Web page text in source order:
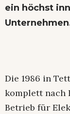
ein höchst
Die 1986 in
komplett nach
Betrieb für